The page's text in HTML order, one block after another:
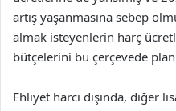
artış yaşanmasına sebep
almak isteyenlerin harç
bütçelerini bu çerçevede
Ehliyet harcı dışında, diğer